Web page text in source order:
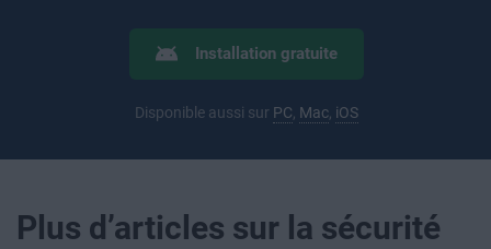
Installation gratuite
Disponible aussi sur PC, Mac, iOS
Plus d’articles sur la sécurité